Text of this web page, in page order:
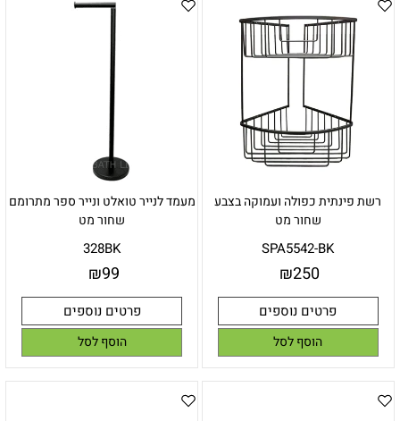
רשת פינתית כפולה ועמוקה בצבע
שחור מט
SPA5542-BK
₪250
פרטים נוספים
הוסף לסל
מעמד לנייר טואלט ונייר ספר מתרומם
שחור מט
328BK
₪99
פרטים נוספים
הוסף לסל